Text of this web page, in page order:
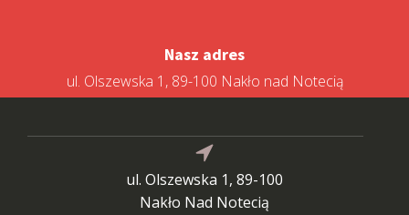
Nasz adres
ul. Olszewska 1, 89-100 Nakło nad Notecią
ul. Olszewska 1, 89-100
Nakło Nad Notecią